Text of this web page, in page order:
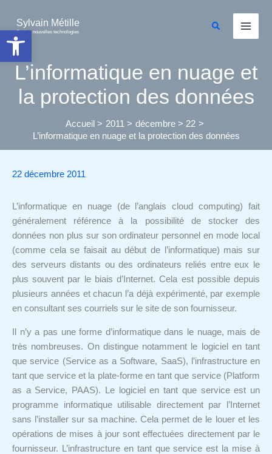
Ouvrir la barre d’outils
contenu
Sylvain Métille
Droit et nouvelles technologies
Rechercher
L’informatique en nuage et
la protection des données
Accueil 2011 décembre
22
L’informatique en nuage et la protection des données
22 décembre 2011
L’informatique en nuage (de l’anglais cloud computing) fait
généralement référence à la possibilité de stocker des
données non plus sur son ordinateur personnel en mode local
(comme cela se faisait au début de l’informatique) mais sur
des serveurs distants ou des ordinateurs reliés entre eux le
plus souvent par le biais d’Internet. Cela est possible depuis
plusieurs années et chacun l’a déjà expérimenté, par exemple
en consultant ses courriels sur le site de son fournisseur.
Il n’y a pas une forme d’informatique dans le nuage, mais de
très nombreuses. On distingue notamment le logiciel en tant
que service (Service as a Software, SaaS), l’infrastructure en
tant que service et la plate-forme en tant que service (Platform
as a Service, PAAS). Le logiciel en tant que service est un
programme informatique utilisable directement par l’Internet
sans l’installer sur sa machine. Cela permet de le louer et les
opérations de mises à jour sont effectuées directement par le
fournisseur. L’infrastructure en tant que service est la mise à